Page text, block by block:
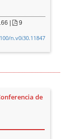
| 9
n.v0i30.11847
de